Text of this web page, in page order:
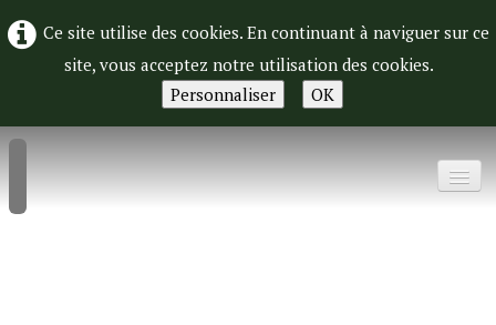
Ce site utilise des cookies. En continuant à naviguer sur ce
site, vous acceptez notre utilisation des cookies.
Personnaliser
OK